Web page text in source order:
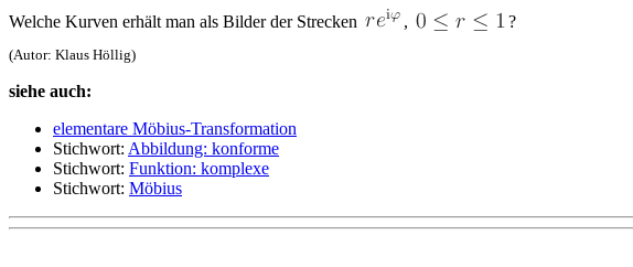
Welche Kurven erhält man als Bilder der Strecken , ?
(Autor: Klaus Höllig)
siehe auch:
elementare Möbius-Transformation
Stichwort: Abbildung: konforme
Stichwort: Funktion: komplexe
Stichwort: Möbius